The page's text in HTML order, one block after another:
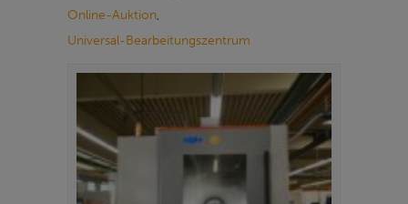
Online-Auktion,
Universal-Bearbeitungszentrum